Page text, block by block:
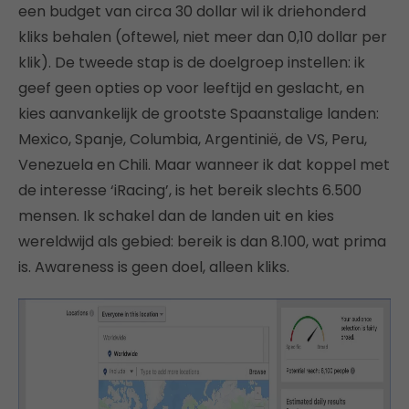
een budget van circa 30 dollar wil ik driehonderd
kliks behalen (oftewel, niet meer dan 0,10 dollar per
klik). De tweede stap is de doelgroep instellen: ik
geef geen opties op voor leeftijd en geslacht, en
kies aanvankelijk de grootste Spaanstalige landen:
Mexico, Spanje, Columbia, Argentinië, de VS, Peru,
Venezuela en Chili. Maar wanneer ik dat koppel met
de interesse ‘iRacing’, is het bereik slechts 6.500
mensen. Ik schakel dan de landen uit en kies
wereldwijd als gebied: bereik is dan 8.100, wat prima
is. Awareness is geen doel, alleen kliks.